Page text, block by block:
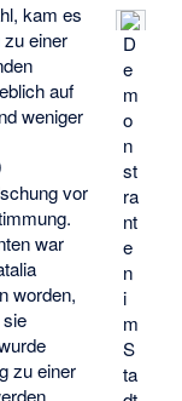
D
e
m
o
n
st
ra
nt
e
n
i
m
S
ta
kam es
zu einer
auf
weniger
vor
war
worden,
zu einer